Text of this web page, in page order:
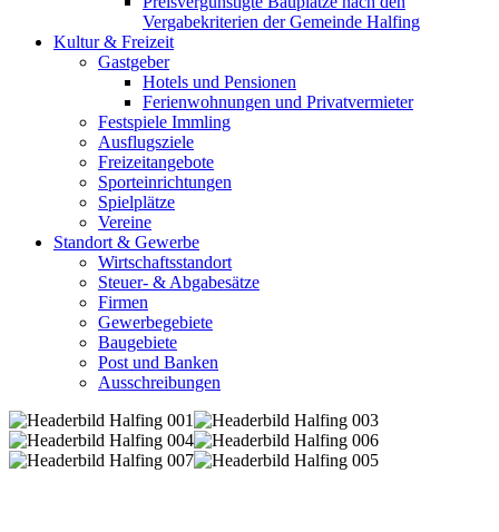
Vergabekriterien der Gemeinde Halfing
Kultur & Freizeit
Gastgeber
Hotels und Pensionen
Ferienwohnungen und Privatvermieter
Festspiele Immling
Ausflugsziele
Freizeitangebote
Sporteinrichtungen
Spielplätze
Vereine
Standort & Gewerbe
Wirtschaftsstandort
Steuer- & Abgabesätze
Firmen
Gewerbegebiete
Baugebiete
Post und Banken
Ausschreibungen